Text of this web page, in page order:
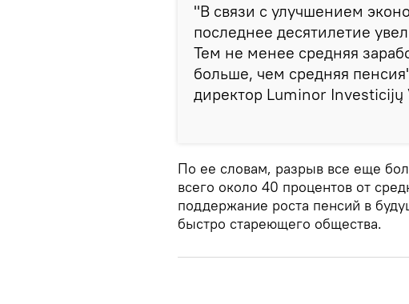
"В связи с улучшением
последнее десятилетие
Тем не менее средняя
больше, чем средняя
директор Luminor
По ее словам, разрыв все еще
всего около 40 процентов от
поддержание роста пенсий в
быстро стареющего общества.